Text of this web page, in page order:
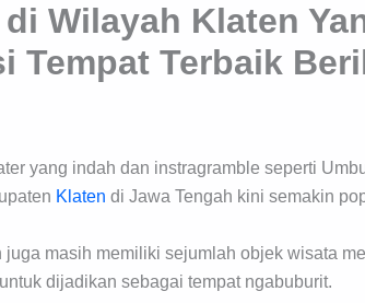
Wilayah Klaten
Tempat Terbaik
yang indah dan instragramble seperti
Klaten di Jawa Tengah kini semakin
masih memiliki sejumlah objek wisata
dijadikan sebagai tempat ngabuburit.